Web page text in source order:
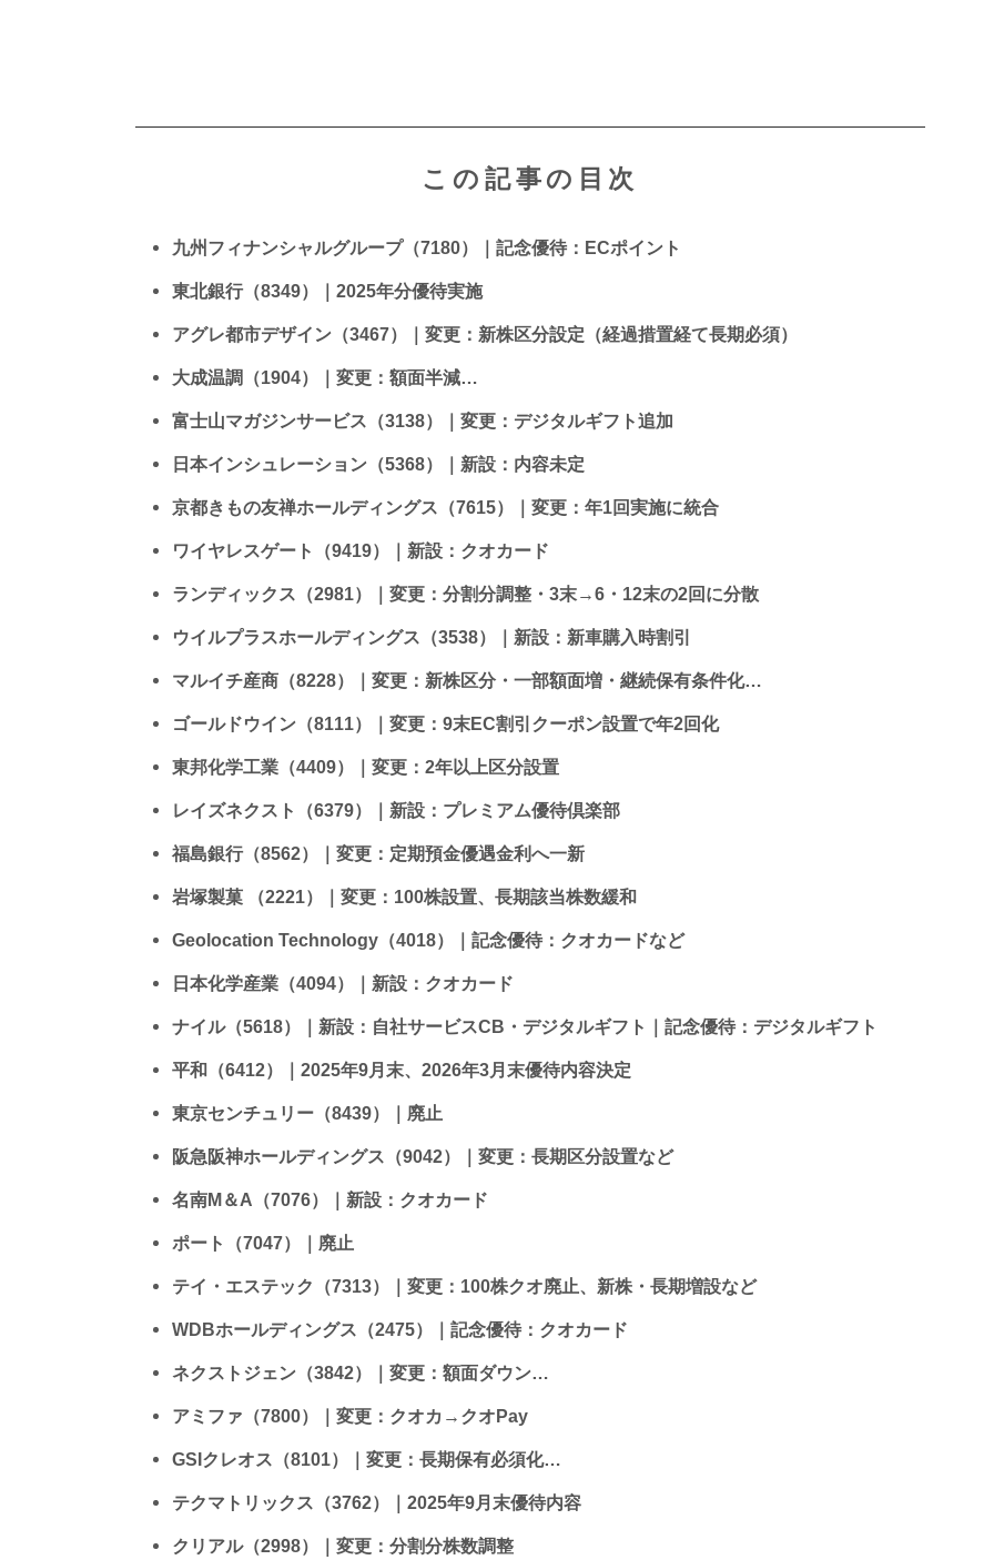
この記事の目次
九州フィナンシャルグループ（7180）｜記念優待：ECポイント
東北銀行（8349）｜2025年分優待実施
アグレ都市デザイン（3467）｜変更：新株区分設定（経過措置経て長期必須）
大成温調（1904）｜変更：額面半減…
富士山マガジンサービス（3138）｜変更：デジタルギフト追加
日本インシュレーション（5368）｜新設：内容未定
京都きもの友禅ホールディングス（7615）｜変更：年1回実施に統合
ワイヤレスゲート（9419）｜新設：クオカード
ランディックス（2981）｜変更：分割分調整・3末→6・12末の2回に分散
ウイルプラスホールディングス（3538）｜新設：新車購入時割引
マルイチ産商（8228）｜変更：新株区分・一部額面増・継続保有条件化…
ゴールドウイン（8111）｜変更：9末EC割引クーポン設置で年2回化
東邦化学工業（4409）｜変更：2年以上区分設置
レイズネクスト（6379）｜新設：プレミアム優待倶楽部
福島銀行（8562）｜変更：定期預金優遇金利へ一新
岩塚製菓 （2221）｜変更：100株設置、長期該当株数緩和
Geolocation Technology（4018）｜記念優待：クオカードなど
日本化学産業（4094）｜新設：クオカード
ナイル（5618）｜新設：自社サービスCB・デジタルギフト｜記念優待：デジタルギフト
平和（6412）｜2025年9月末、2026年3月末優待内容決定
東京センチュリー（8439）｜廃止
阪急阪神ホールディングス（9042）｜変更：長期区分設置など
名南M＆A（7076）｜新設：クオカード
ポート（7047）｜廃止
テイ・エステック（7313）｜変更：100株クオ廃止、新株・長期増設など
WDBホールディングス（2475）｜記念優待：クオカード
ネクストジェン（3842）｜変更：額面ダウン…
アミファ（7800）｜変更：クオカ→クオPay
GSIクレオス（8101）｜変更：長期保有必須化…
テクマトリックス（3762）｜2025年9月末優待内容
クリアル（2998）｜変更：分割分株数調整